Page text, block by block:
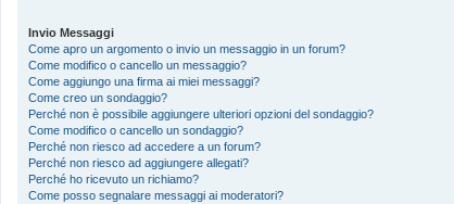
Invio Messaggi
Come apro un argomento o invio un messaggio in un forum?
Come modifico o cancello un messaggio?
Come aggiungo una firma ai miei messaggi?
Come creo un sondaggio?
Perché non è possibile aggiungere ulteriori opzioni del sondaggio?
Come modifico o cancello un sondaggio?
Perché non riesco ad accedere a un forum?
Perché non riesco ad aggiungere allegati?
Perché ho ricevuto un richiamo?
Come posso segnalare messaggi ai moderatori?